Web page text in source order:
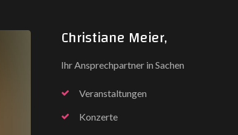
Christiane Meier,
Ihr Ansprechpartner in Sachen
Veranstaltungen
Konzerte